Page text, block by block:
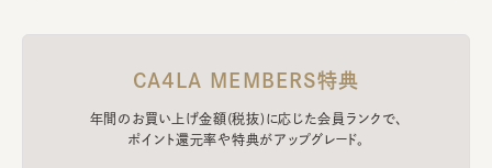
CA4LA MEMBERS特典
年間のお買い上げ金額(税抜)に応じた会員ランクで、
ポイント還元率や特典がアップグレード。